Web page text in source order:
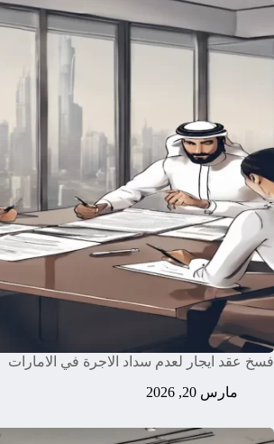
فسخ عقد ايجار لعدم سداد الاجرة في الامارات
مارس 20, 2026